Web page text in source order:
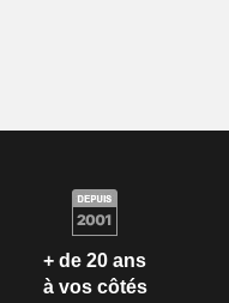
+ de 20 ans
à vos côtés